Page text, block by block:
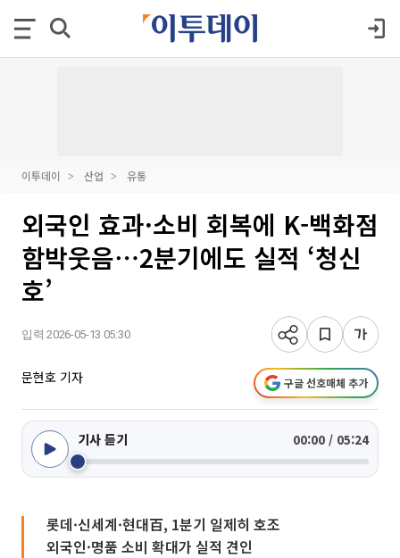
이투데이 산업 유통
외국인 효과·소비 회복에 K-백화점
함박웃음⋯2분기에도 실적 ‘청신
호’
입력 2026-05-13 05:30
문현호 기자 구글 선호매체 추가
기사 듣기 00:00 / 05:24
롯데·신세계·현대百, 1분기 일제히 호조
외국인·명품 소비 확대가 실적 견인